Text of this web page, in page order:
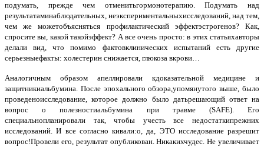
подумать, прежде чем отменитьгормонотерапию. Подумать над
результатаминаблюдательных, неэкспериментальныхисследований, над тем,
чем же можетобъясняться профилактический эффектэстрогенов? Как,
спросите вы, какой такойэффект? А все очень просто: в этих статьяхавторы
делали вид, что помимо фактовклинических испытаний есть другие
серьезныефакты: холестерин снижается, глюкоза вкрови…
Аналогичным образом апеллировали кдоказательной медицине и
защитникиальбумина. После эпохального обзора,упомянутого выше, было
проведеноисследование, которое должно было датьрешающий ответ на
вопрос о полезностиальбумина при травме (SAFE). Его
специальнопланировали так, чтобы учесть все недостаткипрежних
исследований. И все согласно кивали:о, да, ЭТО исследование разрешит
вопрос!Провели его, результат опубликован. Никакихчудес. Не увеличивает